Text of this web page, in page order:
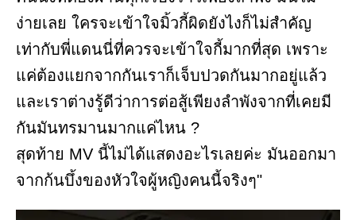
ง่ายเลย ใครจะเข้าใจมิ้วกี้ผิดยังไงก็ไม่สำคัญ
เท่ากับพี่แดนนี่ที่ควรจะเข้าใจกี้มากที่สุด เพราะ
แค่ต้องแยกจากกันเราก็เจ็บปวดกันมากอยู่แล้ว
และเราต่างรู้ดีว่าการต่อสู้เพียงลำพังจากที่เคยมี
กันมันทรมานมากแค่ไหน ?
สุดท้าย MV นี้ไม่ได้แสดงอะไรเลยค่ะ มันออกมา
จากก้นบึ้งของหัวใจผู้หญิงคนนี้จริงๆ"